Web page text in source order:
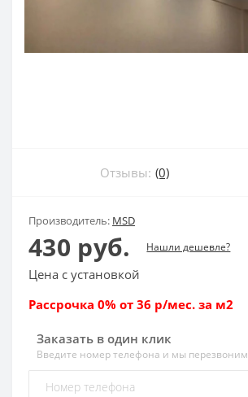
Отзывы: (0)
Производитель: MSD
430 руб. Нашли дешевле?
Цена с установкой
Рассрочка 0% от 36 р/мес. за м2
Заказать в один клик
Введите номер телефона и мы перезвоним